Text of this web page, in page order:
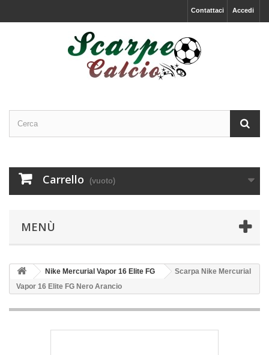
Accedi
Contattaci
Carrello (vuoto)
MENÙ
Nike Mercurial Vapor 16 Elite FG
Scarpa Nike Mercurial
Vapor 16 Elite FG Nero Arancio